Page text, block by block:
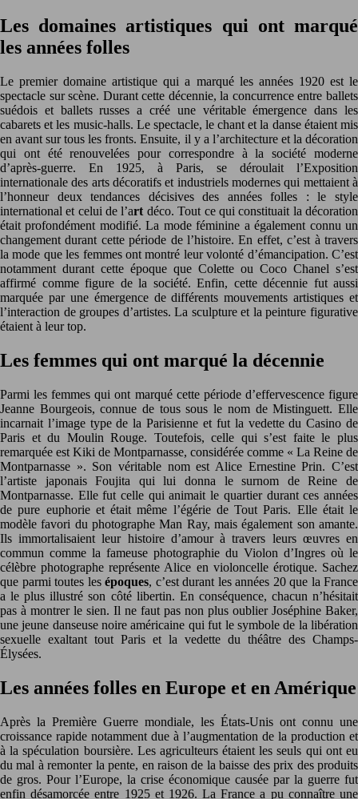
Les domaines artistiques qui ont marqué
les années folles
Le premier domaine artistique qui a marqué les années 1920 est le
spectacle sur scène. Durant cette décennie, la concurrence entre ballets
suédois et ballets russes a créé une véritable émergence dans les
cabarets et les music-halls. Le spectacle, le chant et la danse étaient mis
en avant sur tous les fronts. Ensuite, il y a l’architecture et la décoration
qui ont été renouvelées pour correspondre à la société moderne
d’après-guerre. En 1925, à Paris, se déroulait l’Exposition
internationale des arts décoratifs et industriels modernes qui mettaient à
l’honneur deux tendances décisives des années folles : le style
international et celui de l’art déco. Tout ce qui constituait la décoration
était profondément modifié. La mode féminine a également connu un
changement durant cette période de l’histoire. En effet, c’est à travers
la mode que les femmes ont montré leur volonté d’émancipation. C’est
notamment durant cette époque que Colette ou Coco Chanel s’est
affirmé comme figure de la société. Enfin, cette décennie fut aussi
marquée par une émergence de différents mouvements artistiques et
l’interaction de groupes d’artistes. La sculpture et la peinture figurative
étaient à leur top.
Les femmes qui ont marqué la décennie
Parmi les femmes qui ont marqué cette période d’effervescence figure
Jeanne Bourgeois, connue de tous sous le nom de Mistinguett. Elle
incarnait l’image type de la Parisienne et fut la vedette du Casino de
Paris et du Moulin Rouge. Toutefois, celle qui s’est faite le plus
remarquée est Kiki de Montparnasse, considérée comme « La Reine de
Montparnasse ». Son véritable nom est Alice Ernestine Prin. C’est
l’artiste japonais Foujita qui lui donna le surnom de Reine de
Montparnasse. Elle fut celle qui animait le quartier durant ces années
de pure euphorie et était même l’égérie de Tout Paris. Elle était le
modèle favori du photographe Man Ray, mais également son amante.
Ils immortalisaient leur histoire d’amour à travers leurs œuvres en
commun comme la fameuse photographie du Violon d’Ingres où le
célèbre photographe représente Alice en violoncelle érotique. Sachez
que parmi toutes les époques, c’est durant les années 20 que la France
a le plus illustré son côté libertin. En conséquence, chacun n’hésitait
pas à montrer le sien. Il ne faut pas non plus oublier Joséphine Baker,
une jeune danseuse noire américaine qui fut le symbole de la libération
sexuelle exaltant tout Paris et la vedette du théâtre des Champs-
Élysées.
Les années folles en Europe et en Amérique
Après la Première Guerre mondiale, les États-Unis ont connu une
croissance rapide notamment due à l’augmentation de la production et
à la spéculation boursière. Les agriculteurs étaient les seuls qui ont eu
du mal à remonter la pente, en raison de la baisse des prix des produits
de gros. Pour l’Europe, la crise économique causée par la guerre fut
enfin désamorcée entre 1925 et 1926. La France a pu connaître une